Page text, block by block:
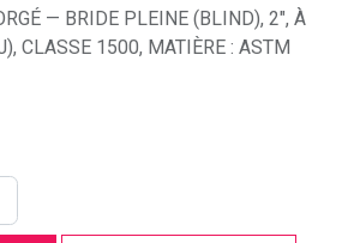
— BRIDE PLEINE (BLIND), 2", À
CLASSE 1500, MATIÈRE : ASTM